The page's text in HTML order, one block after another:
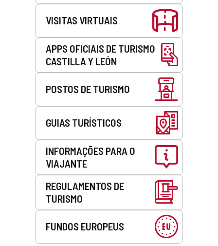
VISITAS VIRTUAIS
APPS OFICIAIS DE TURISMO
CASTILLA Y LEÓN
POSTOS DE TURISMO
GUIAS TURÍSTICOS
INFORMAÇÕES PARA O
VIAJANTE
REGULAMENTOS DE
TURISMO
FUNDOS EUROPEUS